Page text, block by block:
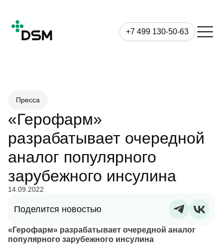
+7 499 130-50-63
Пресса
«Герофарм»
разрабатывает очередной
аналог популярного
зарубежного инсулина
14.09.2022
Поделится новостью
«Герофарм» разрабатывает очередной аналог
популярного зарубежного инсулина